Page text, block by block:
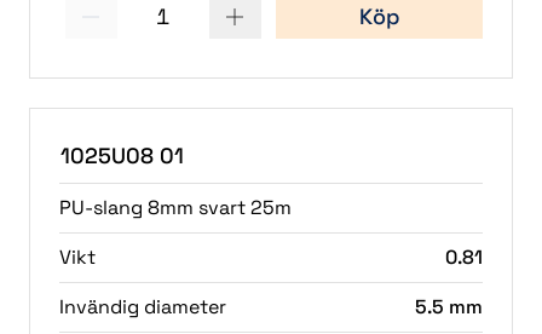
(4)
1 Köp
1025U08 01
PU-slang 8mm svart 25m
Vikt
0.81
Invändig diameter
5.5 mm